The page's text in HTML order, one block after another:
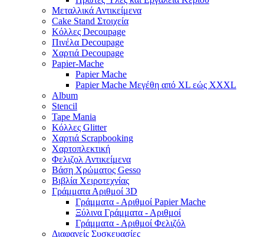
Μεταλλικά Αντικείμενα
Cake Stand Στοιχεία
Κόλλες Decoupage
Πινέλα Decoupage
Χαρτιά Decoupage
Papier-Mache
Papier Mache
Papier Mache Μεγέθη από XL εώς XXXL
Album
Stencil
Tape Mania
Κόλλες Glitter
Χαρτιά Scrapbooking
Χαρτοπλεκτική
Φελιζολ Αντικείμενα
Βάση Χρώματος Gesso
Βιβλία Χειροτεχνίας
Γράμματα Αριθμοί 3D
Γράμματα - Αριθμοί Papier Mache
Ξύλινα Γράμματα - Αριθμοί
Γράμματα - Αριθμοί Φελιζόλ
Διαφανείς Συσκευασίες